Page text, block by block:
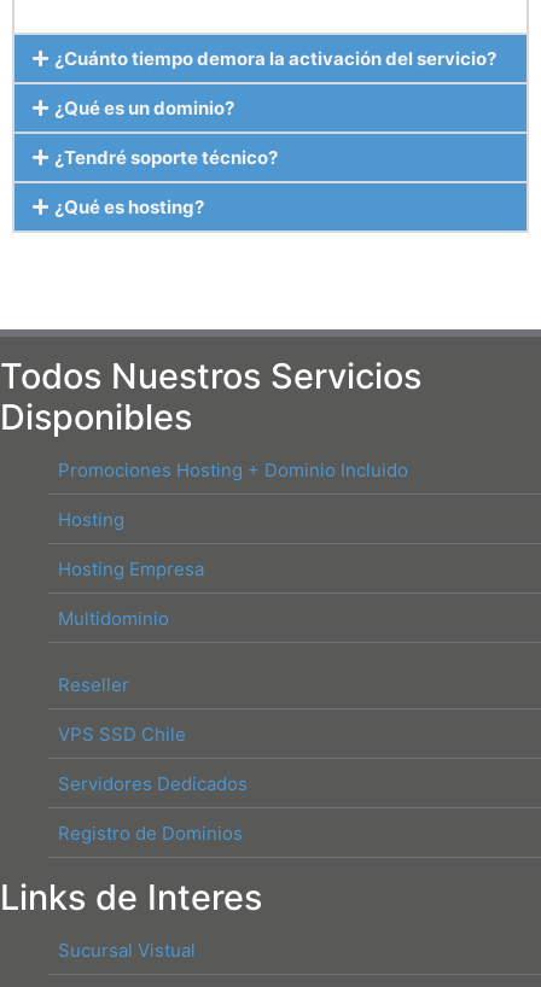
¿Cuánto tiempo demora la activación del servicio?
¿Qué es un dominio?
¿Tendré soporte técnico?
¿Qué es hosting?
Todos Nuestros Servicios
Disponibles
Promociones Hosting + Dominio Incluido
Hosting
Hosting Empresa
Multidominio
Reseller
VPS SSD Chile
Servidores Dedicados
Registro de Dominios
Links de Interes
Sucursal Vistual